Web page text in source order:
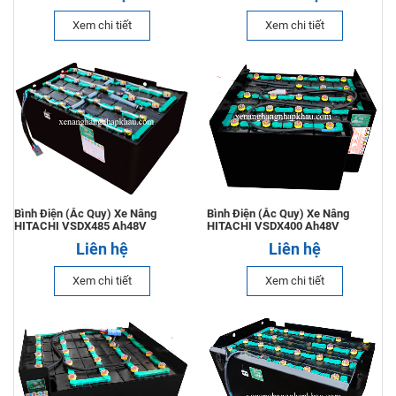
Xe Nâng Điện 2.5 Tấn Toyota
Liên hệ
Phụ Tùng Xe Nâng
Xe Nâng Điện 1.5 Tấn Komatsu
Liên hệ
Xem chi tiết Xem chi tiết
Bình Điện (Ắc Quy) Xe Nâng
HITACHI VSDX485 Ah48V
Liên hệ
Xem chi tiết
Bình Điện (Ắc Quy) Xe Nâng
HITACHI VSDX400 Ah48V
Liên hệ
Xem chi tiết